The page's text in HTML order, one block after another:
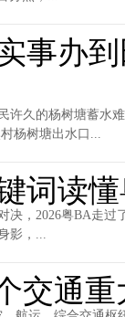
事办
久的杨树塘蓄水
杨树塘出水口...
词读
，2026粤BA走
影，...
交通